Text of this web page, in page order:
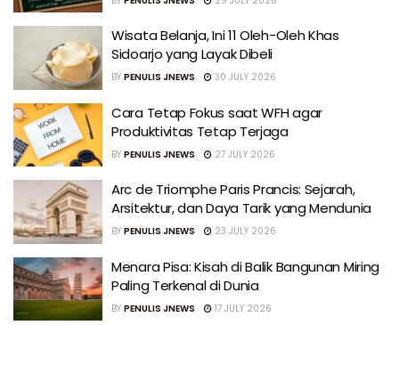
Wisata Belanja, Ini 11 Oleh-Oleh Khas
Sidoarjo yang Layak Dibeli
BY PENULIS JNEWS 30 JULY 2026
Cara Tetap Fokus saat WFH agar
Produktivitas Tetap Terjaga
BY PENULIS JNEWS 27 JULY 2026
Arc de Triomphe Paris Prancis: Sejarah,
Arsitektur, dan Daya Tarik yang Mendunia
BY PENULIS JNEWS 23 JULY 2026
Menara Pisa: Kisah di Balik Bangunan Miring
Paling Terkenal di Dunia
BY PENULIS JNEWS 17 JULY 2026